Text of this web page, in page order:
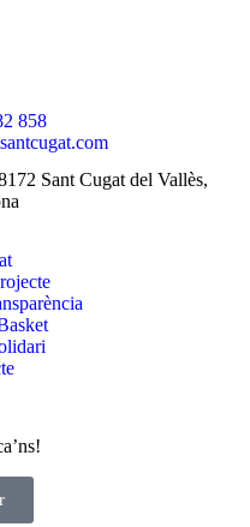
858
Sant Cugat del Vallès,